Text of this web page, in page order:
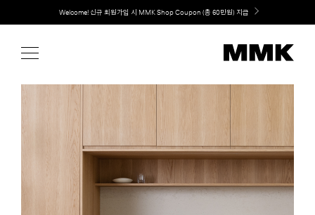
content
Welcome! 신규 회원가입 시 MMK Shop Coupon (총 60만원) 지급